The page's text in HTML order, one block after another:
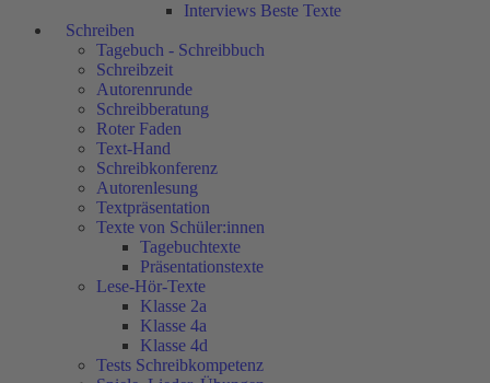
Interviews Beste Texte
Schreiben
Tagebuch - Schreibbuch
Schreibzeit
Autorenrunde
Schreibberatung
Roter Faden
Text-Hand
Schreibkonferenz
Autorenlesung
Textpräsentation
Texte von Schüler:innen
Tagebuchtexte
Präsentationstexte
Lese-Hör-Texte
Klasse 2a
Klasse 4a
Klasse 4d
Tests Schreibkompetenz